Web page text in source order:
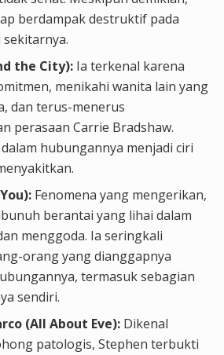
berdampak destruktif pada
the City): Ia terkenal karena
menikahi wanita lain yang
dan terus-menerus
perasaan Carrie Bradshaw.
hubungannya menjadi ciri
Fenomena yang mengerikan,
berantai yang lihai dalam
menggoda. Ia seringkali
orang yang dianggapnya
termasuk sebagian
sendiri.
(All About Eve): Dikenal
patologis, Stephen terbukti